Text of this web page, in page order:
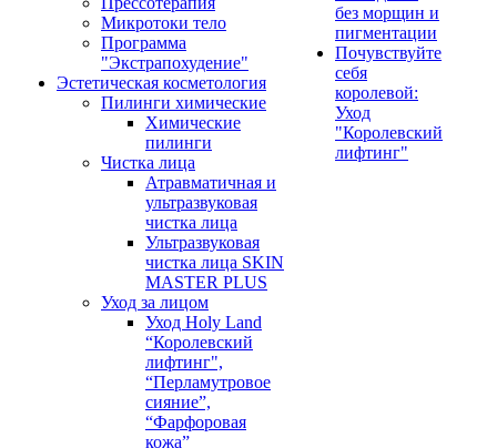
Микротоки тело
Программа
"Экстрапохудение"
Эстетическая косметология
Пилинги химические
Химические
пилинги
Чистка лица
Атравматичная и
ультразвуковая
чистка лица
Ультразвуковая
чистка лица SKIN
MASTER PLUS
Уход за лицом
Уход Holy Land
“Королевский
лифтинг",
“Перламутровое
сияние”,
“Фарфоровая
кожа”
без морщин и
пигментации
Почувствуйте
себя
королевой:
Уход
"Королевский
лифтинг"